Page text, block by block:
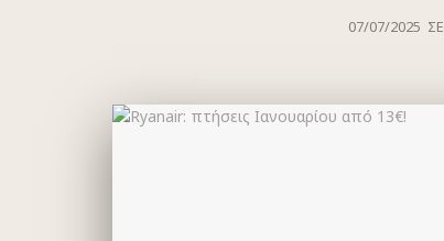
07/07/2025 ΣΕ